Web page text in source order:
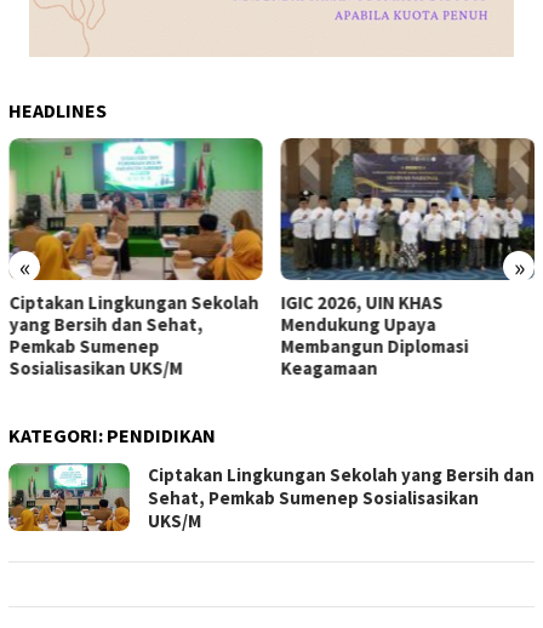
HEADLINES
« »
IGIC 2026, UIN KHAS
Mendukung Upaya
Membangun Diplomasi
Keagamaan
Komisi III DPRD Sumenep
Soroti Belanja LED Sebesar Rp
600 Juta Tak Kunjung
Dirasakan Manfaatnya
KATEGORI: PENDIDIKAN
Ciptakan Lingkungan Sekolah yang Bersih dan
Sehat, Pemkab Sumenep Sosialisasikan
UKS/M